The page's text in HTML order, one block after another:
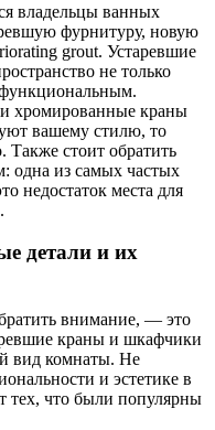
владельцы ванных
фурнитуру, новую
grout. Устаревшие
не только
хромированные краны
вашему стилю, то
Также стоит обратить
одна из самых частых
недостаток места для
детали и их
внимание, — это
краны и шкафчики
вид комнаты. Не
и эстетике в
тех, что были популярны